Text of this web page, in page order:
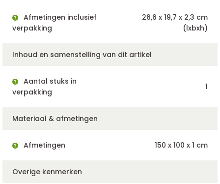
Afmetingen inclusief
verpakking
26,6 x 19,7 x 2,3 cm
(lxbxh)
Inhoud en samenstelling van dit artikel
Aantal stuks in
verpakking
1
Materiaal & afmetingen
Afmetingen 150 x 100 x 1 cm
Overige kenmerken